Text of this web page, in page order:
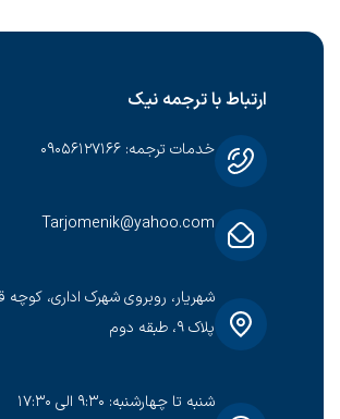
ارتباط با ترجمه نیک
خدمات ترجمه: ۰۹۰۵۶۱۲۷۱۶۶
Tarjomenik@yahoo.com
شهریار، روبروی شهرک اداری، کوچه
پلاک ۹، طبقه دوم
شنبه تا چهارشنبه: ۹:۳۰ الی ۱۷:۳۰